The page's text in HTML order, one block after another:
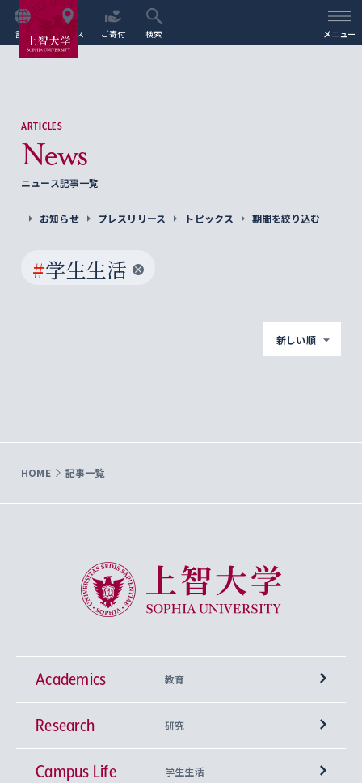
言語 アクセス ご寄付 検索 メニュー
ARTICLES
News
ニュース記事一覧
お知らせ プレスリリース トピックス 期間を絞り込む
#学生生活
新しい順
HOME 記事一覧
上智大学 Sophia University
Academics 教育
学部
神学部
興味から学科を探す
Research 研究
研究所 等
Campus Life 学生生活